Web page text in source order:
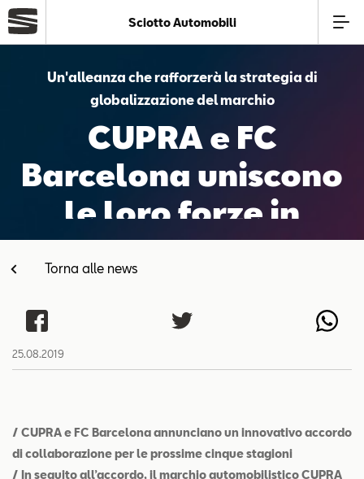
Azienda
Offerte
Business
SEAT Usato Certificato
Contatti
Sciotto Automobili
Un'alleanza che rafforzerà la strategia di
globalizzazione del marchio
CUPRA e FC
Barcelona uniscono
le loro forze in
un’alleanza Globale
Torna alle news
25.08.2019
/ CUPRA e FC Barcelona annunciano un innovativo accordo
di collaborazione per le prossime cinque stagioni
/ In seguito all’accordo, il marchio automobilistico CUPRA